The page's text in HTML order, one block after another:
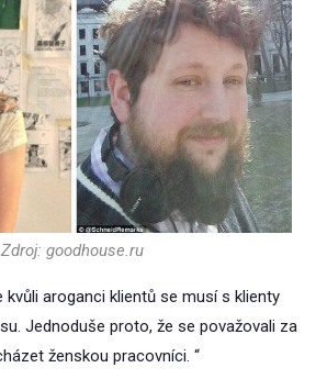
Zdroj: goodhouse.ru
kvůli aroganci klientů se musí s klienty
Jednoduše proto, že se považovali za
ženskou pracovníci. “